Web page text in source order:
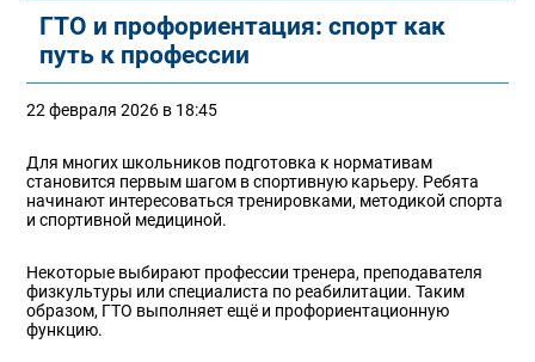
ГТО и профориентация: спорт как
путь к профессии
22 февраля 2026 в 18:45
Для многих школьников подготовка к нормативам
становится первым шагом в спортивную карьеру. Ребята
начинают интересоваться тренировками, методикой спорта
и спортивной медициной.
Некоторые выбирают профессии тренера, преподавателя
физкультуры или специалиста по реабилитации. Таким
образом, ГТО выполняет ещё и профориентационную
функцию.